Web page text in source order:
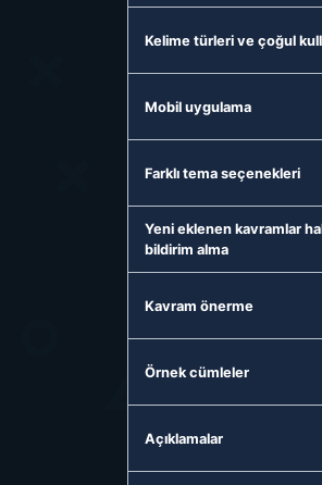
Kelime türleri ve çoğul
Mobil uygulama
Farklı tema seçenekleri
Yeni eklenen kavramlar
bildirim alma
Kavram önerme
Örnek cümleler
Açıklamalar